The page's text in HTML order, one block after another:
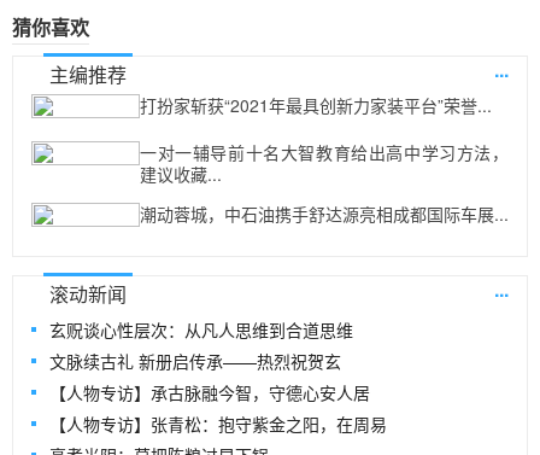
猜你喜欢
主编推荐
...
打扮家斩获“2021年最具创新力家装平台”荣誉...
一对一辅导前十名大智教育给出高中学习方法，
建议收藏...
潮动蓉城，中石油携手舒达源亮相成都国际车展...
滚动新闻 ...
玄贶谈心性层次：从凡人思维到合道思维
文脉续古礼 新册启传承——热烈祝贺玄
【人物专访】承古脉融今智，守德心安人居
【人物专访】张青松：抱守紫金之阳，在周易